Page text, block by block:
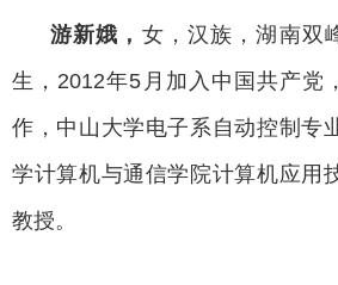
游新娥， 女，汉族，湖南双
生， 2012年5月加入中国共产党
作，中山大学电子系自动控制专
学计算机与通信学院计算机应用
教授。